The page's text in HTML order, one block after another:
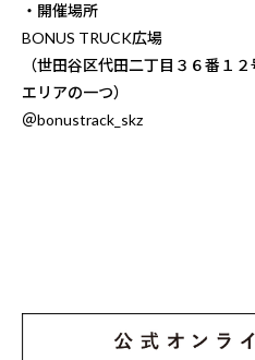
・開催場所
BONUS TRUCK広場
（世田谷区代田二丁目３６番１
エリアの一つ）
＠bonustrack_skz